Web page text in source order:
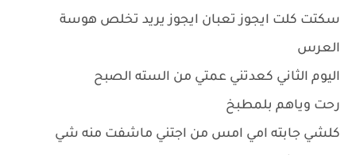
سكتت كلت ايجوز تعبان ايجوز يريد تخلص هوسة
العرس
اليوم الثاني كعدتني عمتي من السته الصبح
رحت وياهم بلمطبخ
كلشي جابته امي امس من اجتني ماشفت منه شي